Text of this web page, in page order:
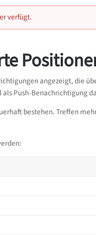
verfügt.
angezeigt, die
Push-Benachrichtigung
bestehen. Treffen